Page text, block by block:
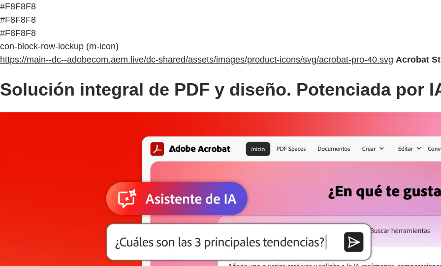
#F8F8F8
#F8F8F8
#F8F8F8
con-block-row-lockup (m-icon)
https://main--dc--adobecom.aem.live/dc-shared/assets/images/product-icons/svg/acrobat-pro-40.svg Acrobat
Solución integral de PDF y diseño. Potenciada por